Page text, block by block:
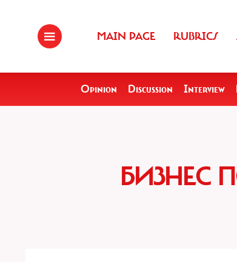
MAIN PAGE RUBRICS
Opinion Discussion Interview
БИЗНЕС